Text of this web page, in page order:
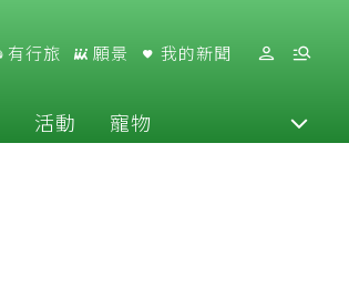
有行旅 願景 我的新聞
活動 寵物